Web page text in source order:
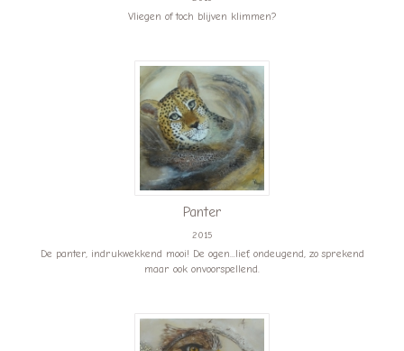
Vliegen of toch blijven klimmen?
Panter
2015
De panter, indrukwekkend mooi! De ogen...lief, ondeugend, zo sprekend
maar ook onvoorspellend.